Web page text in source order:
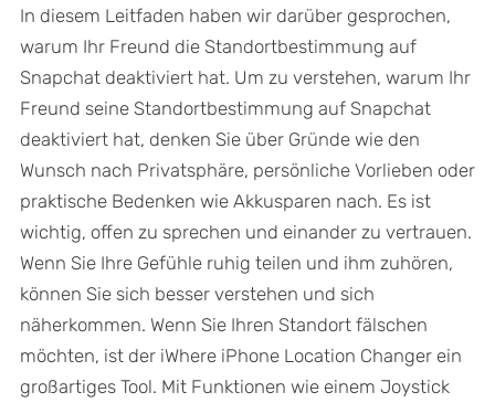
In diesem Leitfaden haben wir darüber gesprochen,
warum Ihr Freund die Standortbestimmung auf
Snapchat deaktiviert hat. Um zu verstehen, warum Ihr
Freund seine Standortbestimmung auf Snapchat
deaktiviert hat, denken Sie über Gründe wie den
Wunsch nach Privatsphäre, persönliche Vorlieben oder
praktische Bedenken wie Akkusparen nach. Es ist
wichtig, offen zu sprechen und einander zu vertrauen.
Wenn Sie Ihre Gefühle ruhig teilen und ihm zuhören,
können Sie sich besser verstehen und sich
näherkommen. Wenn Sie Ihren Standort fälschen
möchten, ist der iWhere iPhone Location Changer ein
großartiges Tool. Mit Funktionen wie einem Joystick